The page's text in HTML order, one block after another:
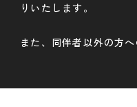
りいたします。
また、同伴者以外の方